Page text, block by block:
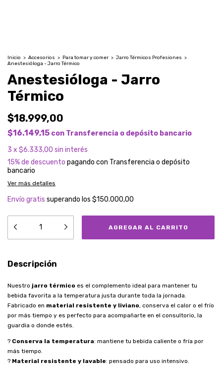
Inicio > Accesorios > Para tomar y comer > Jarro Térmicos Profesiones >
Anestesióloga - Jarro Térmico
Anestesióloga - Jarro
Térmico
$18.999,00
$16.149,15 con Transferencia o depósito bancario
3 x $6.333,00 sin interés
15% de descuento pagando con Transferencia o depósito
bancario
Ver más detalles
Envío gratis superando los $150.000,00
Descripción
Nuestro jarro térmico es el complemento ideal para mantener tu
bebida favorita a la temperatura justa durante toda la jornada.
Fabricado en material resistente y liviano, conserva el calor o el frío
por más tiempo y es perfecto para acompañarte en el consultorio, la
guardia o donde estés.
? Conserva la temperatura: mantiene tu bebida caliente o fría por
más tiempo.
? Material resistente y lavable: pensado para uso intensivo.